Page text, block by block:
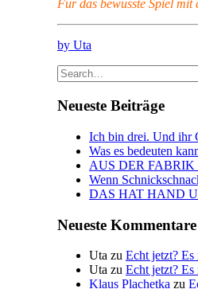
Für das bewusste Spiel
by Uta
Neueste Beiträge
Ich bin drei. Und ihr
Was es bedeuten
AUS DER FABRIK
Wenn
DAS HAT HAND
Neueste Kommentare
Uta zu Echt jetzt? Es
Uta zu Echt jetzt? Es
Klaus Plachetka zu